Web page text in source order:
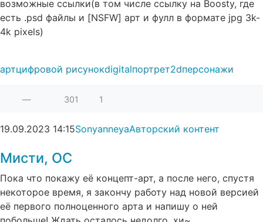
возможные ссылки(в том числе ссылку на Boosty, где
есть .psd файлы и [NSFW] арт и фулл в формате jpg 3k-
4k pixels)
артцифровой рисунокdigitalпортрет2dперсонажи
— 301 1
19.09.2023 14:15SonyanneyaАвторский контент
Мисти, ОС
Пока что покажу её концепт-арт, а после него, спустя
некоторое время, я закончу работу над новой версией
её первого полноценного арта и напишу о ней